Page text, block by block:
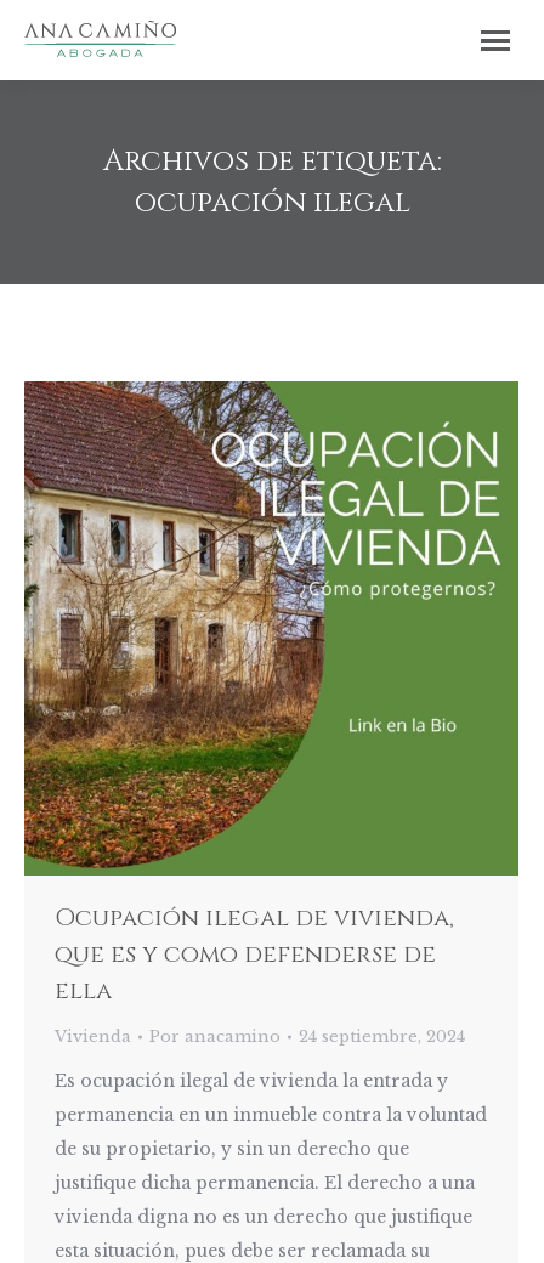
Archivos de etiqueta:
ocupación ilegal
Ocupación ilegal de vivienda,
que es y como defenderse de
ella
Vivienda Por anacamino 24 septiembre, 2024
Es ocupación ilegal de vivienda la entrada y
permanencia en un inmueble contra la voluntad
de su propietario, y sin un derecho que
justifique dicha permanencia. El derecho a una
vivienda digna no es un derecho que justifique
esta situación, pues debe ser reclamada su